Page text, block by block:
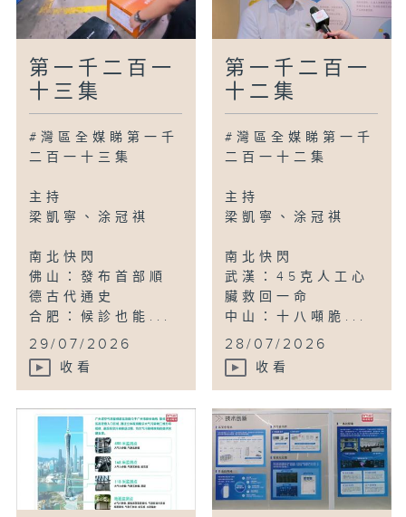
第一千二百一
十三集
#灣區全媒睇第一千
二百一十三集
主持
梁凱寧、涂冠祺
南北快閃
佛山：發布首部順
德古代通史
合肥：候診也能...
29/07/2026
收看
第一千二百一
十二集
#灣區全媒睇第一千
二百一十二集
主持
梁凱寧、涂冠祺
南北快閃
武漢：45克人工心
臟救回一命
中山：十八噸脆...
28/07/2026
收看